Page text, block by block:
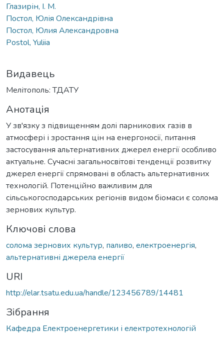
Глазирін, І. М.
Постол, Юлія Олександрівна
Постол, Юлия Александровна
Postol, Yuliia
Видавець
Мелітополь: ТДАТУ
Анотація
У зв'язку з підвищенням долі парникових газів в
атмосфері і зростання цін на енергоносії, питання
застосування альтернативних джерел енергії особливо
актуальне. Сучасні загальносвітові тенденції розвитку
джерел енергії спрямовані в область альтернативних
технологій. Потенційно важливим для
сільськогосподарських регіонів видом біомаси є солома
зернових культур.
Ключові слова
солома зернових культур, паливо, електроенергія,
альтернативні джерела енергії
URI
http://elar.tsatu.edu.ua/handle/123456789/14481
Зібрання
Кафедра Електроенергетики і електротехнологій